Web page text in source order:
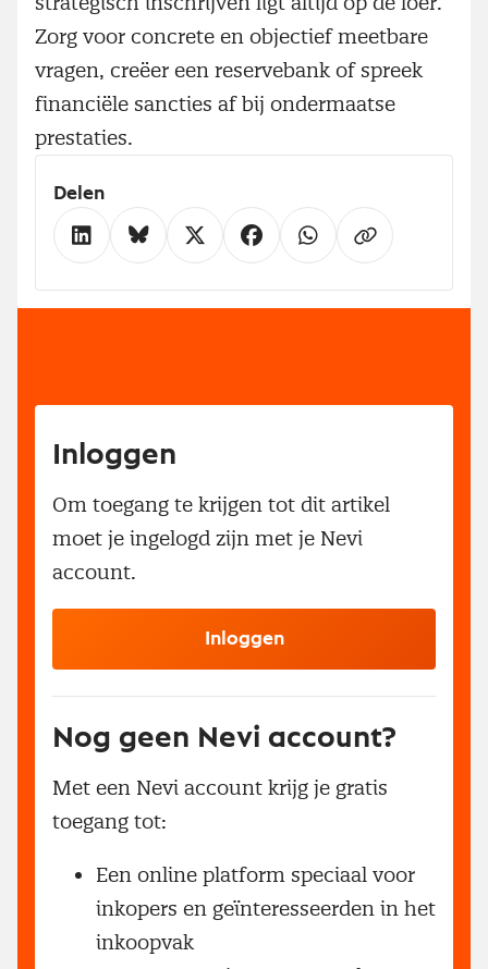
Zorg voor concrete en objectief meetbare
vragen, creëer een reservebank of spreek
financiële sancties af bij ondermaatse
prestaties.
Delen
Inloggen
Om toegang te krijgen tot dit artikel
moet je ingelogd zijn met je Nevi
account.
Inloggen
Nog geen Nevi account?
Met een Nevi account krijg je gratis
toegang tot:
Een online platform speciaal voor
inkopers en geïnteresseerden in het
inkoopvak